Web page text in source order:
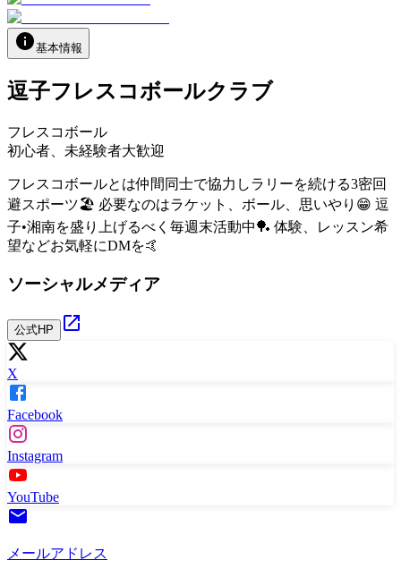
基本情報
逗子フレスコボールクラブ
フレスコボール
初心者、未経験者大歓迎
フレスコボールとは仲間同士で協力しラリーを続ける3密回
避スポーツ🏖 必要なのはラケット、ボール、思いやり😁 逗
子•湘南を盛り上げるべく毎週末活動中🏓 体験、レッスン希
望などお気軽にDMを🤙
ソーシャルメディア
公式HP
X
Facebook
Instagram
YouTube
メールアドレス